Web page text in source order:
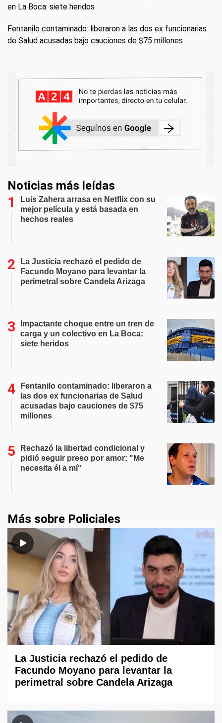
en La Boca: siete heridos
Fentanilo contaminado: liberaron a las dos ex funcionarias
de Salud acusadas bajo cauciones de $75 millones
Noticias más leídas
Luis Zahera arrasa en Netflix con su
mejor película y está basada en
hechos reales
La Justicia rechazó el pedido de
Facundo Moyano para levantar la
perimetral sobre Candela Arizaga
Impactante choque entre un tren de
carga y un colectivo en La Boca:
siete heridos
Fentanilo contaminado: liberaron a
las dos ex funcionarias de Salud
acusadas bajo cauciones de $75
millones
Rechazó la libertad condicional y
pidió seguir preso por amor: "Me
necesita él a mí"
Más sobre Policiales
La Justicia rechazó el pedido de
Facundo Moyano para levantar la
perimetral sobre Candela Arizaga